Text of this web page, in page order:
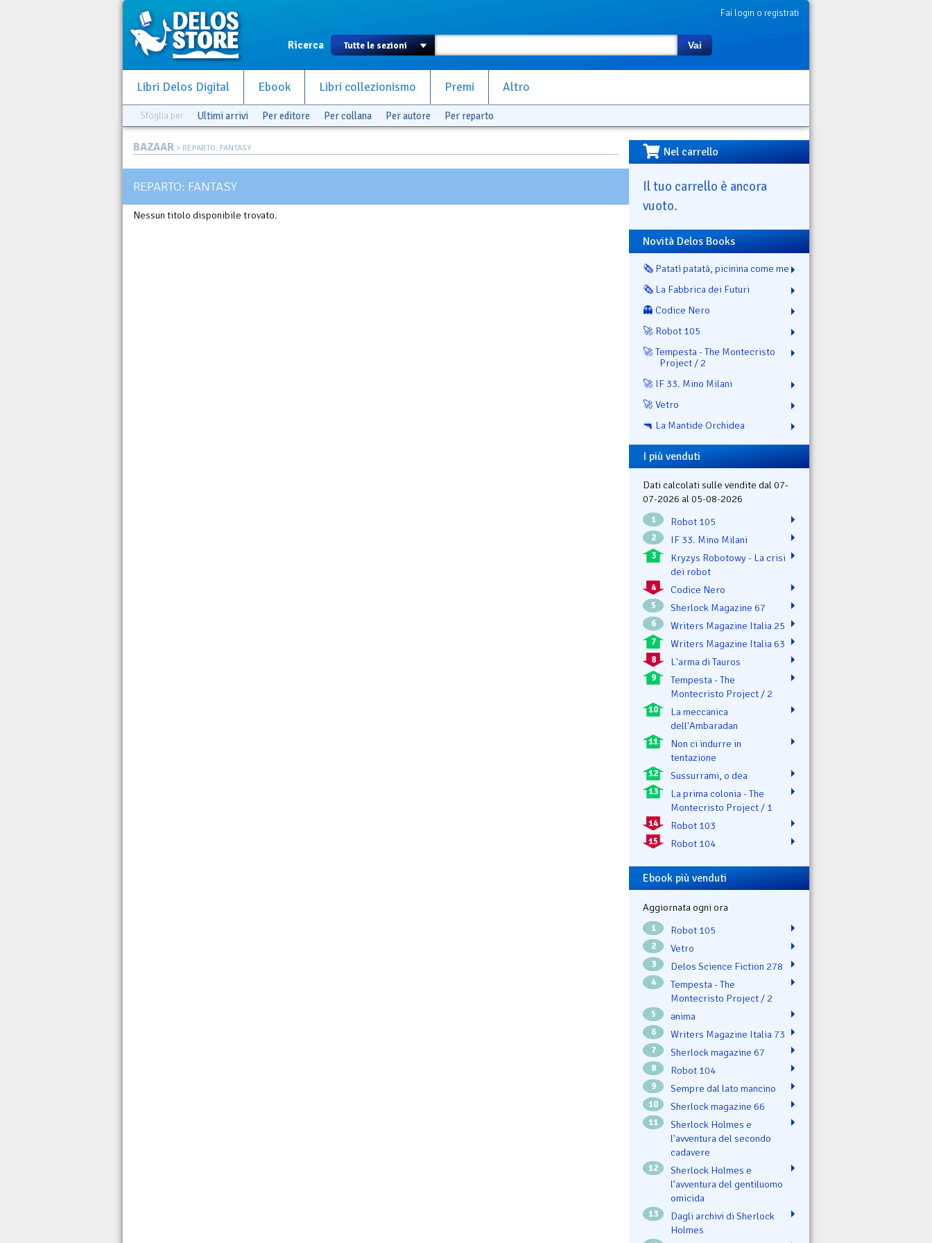
Fai login o registrati
Ricerca Vai
Libri Delos Digital Ebook Libri collezionismo Premi Altro
Sfoglia per Ultimi arrivi Per editore Per collana Per autore Per reparto
BAZAAR > REPARTO: FANTASY
REPARTO: FANTASY
Nessun titolo disponibile trovato.
Nel carrello
Il tuo carrello è ancora
vuoto.
Novità Delos Books
🗞️ Patatì patatà, picinina come me
🗞️ La Fabbrica dei Futuri
👻 Codice Nero
🚀 Robot 105
🚀 Tempesta - The Montecristo
Project / 2
🚀 IF 33. Mino Milani
🚀 Vetro
🔫 La Mantide Orchidea
I più venduti
Dati calcolati sulle vendite dal 07-
07-2026 al 05-08-2026
1 Robot 105
2 IF 33. Mino Milani
3
Kryzys Robotowy - La crisi
dei robot
4 Codice Nero
5 Sherlock Magazine 67
6 Writers Magazine Italia 25
7 Writers Magazine Italia 63
8 L'arma di Tauros
9
Tempesta - The
Montecristo Project / 2
10
La meccanica
dell'Ambaradan
11
Non ci indurre in
tentazione
12 Sussurrami, o dea
13
La prima colonia - The
Montecristo Project / 1
14 Robot 103
15 Robot 104
Ebook più venduti
Aggiornata ogni ora
1 Robot 105
2 Vetro
3 Delos Science Fiction 278
4
Tempesta - The
Montecristo Project / 2
5 ənima
6 Writers Magazine Italia 73
7 Sherlock magazine 67
8 Robot 104
9 Sempre dal lato mancino
10 Sherlock magazine 66
11
Sherlock Holmes e
l'avventura del secondo
cadavere
12
Sherlock Holmes e
l’avventura del gentiluomo
omicida
13
Dagli archivi di Sherlock
Holmes